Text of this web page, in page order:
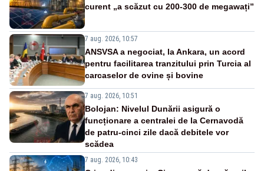
curent „a scăzut cu 200-300 de megawați”
7 aug. 2026, 10:57
ANSVSA a negociat, la Ankara, un acord
pentru facilitarea tranzitului prin Turcia al
carcaselor de ovine și bovine
7 aug. 2026, 10:51
Bolojan: Nivelul Dunării asigură o
funcționare a centralei de la Cernavodă
de patru-cinci zile dacă debitele vor
scădea
7 aug. 2026, 10:43